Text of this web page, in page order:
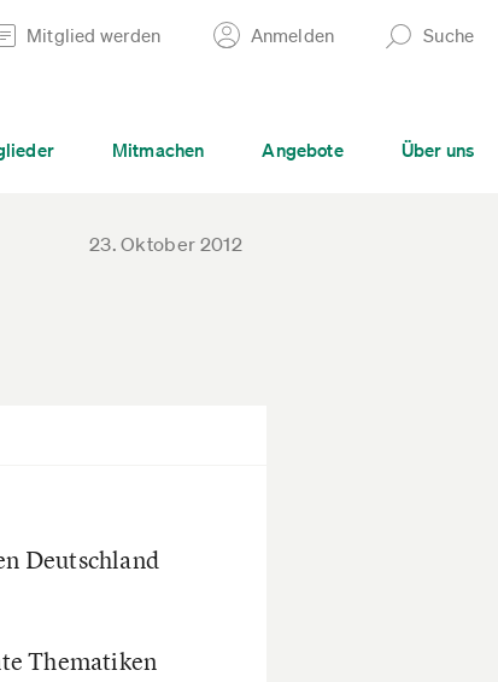
Mitglied werden Anmelden Suche
Mitmachen Angebote Über uns
23. Oktober 2012
Deutschland
Thematiken